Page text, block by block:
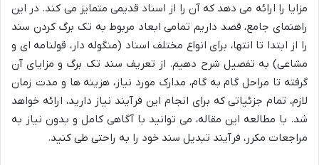
مزایا را ارائه می دهد که آن را از اسناد قدیمی متمایز می کند. در این
راهنمای جامع، قصد داریم تمامی ابعاد مربوط به تک برگ کردن سند
را از ابتدا تا انتها، برای انواع مختلف اسناد (منگوله دار، قولنامه ای و
مشاعی) به تفصیل شرح دهیم. از تعریف سند تک برگ و مزایای آن
گرفته تا مراحل گام به گام، مدارک مورد نیاز، هزینه ها و مدت زمان
لازم، تمام جزئیاتی که برای انجام این فرآیند نیاز دارید، ارائه خواهد
شد. با مطالعه این مقاله، می توانید با آگاهی کامل و بدون نیاز به
مراجعات مکرر، فرآیند تبدیل سند خود را به راحتی طی کنید.